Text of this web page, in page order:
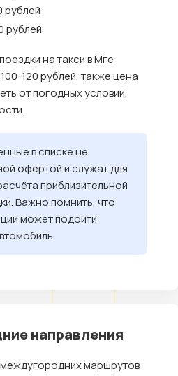
рублей
рублей
на такси в Мге
120 рублей, также цена
от погодных условий,
в списке не
офертой и служат для
приблизительной
Важно помнить, что
может подойти
направления
маршрутов